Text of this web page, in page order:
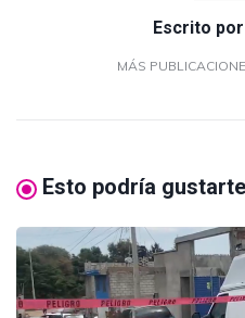
Escrito por
MÁS
Esto podría gustarte